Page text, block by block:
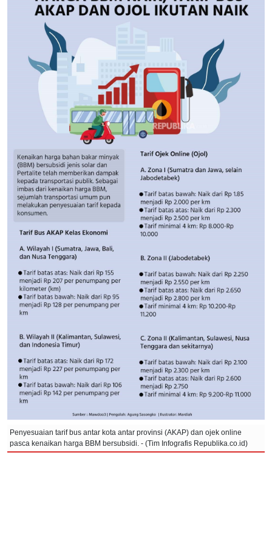
Penyesuaian tarif bus antar kota antar provinsi (AKAP) dan ojek online
pasca kenaikan harga BBM bersubsidi. - (Tim Infografis Republika.co.id)